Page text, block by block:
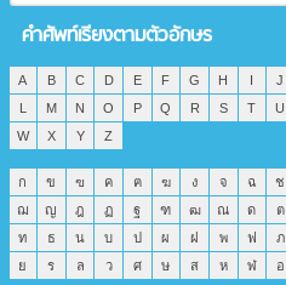
คำศัพท์เรียงตามตัวอักษร
A B C D E F G H I J
L
M N O P Q R S T U
W
X Y Z
ก ข ฃ ค ฅ ฆ ง จ ฉ ช
ฌ
ญ ฎ ฏ ฐ ฑ ฒ ณ ด ต
ท
ธ น บ ป ผ ฝ พ ฟ ภ
ย
ร ล ว ศ ษ ส ห ฬ อ